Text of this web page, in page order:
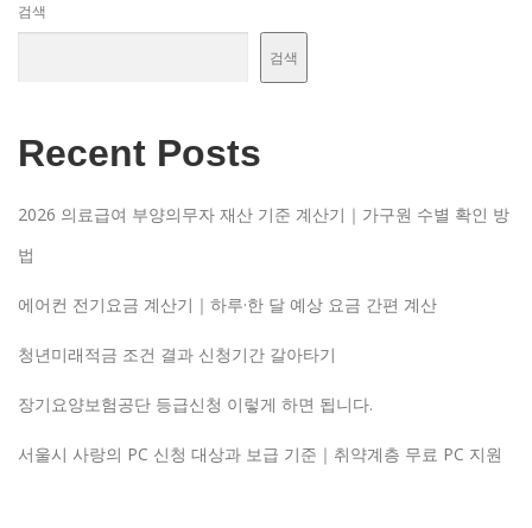
검색
검색
Recent Posts
2026 의료급여 부양의무자 재산 기준 계산기｜가구원 수별 확인 방
법
에어컨 전기요금 계산기｜하루·한 달 예상 요금 간편 계산
청년미래적금 조건 결과 신청기간 갈아타기
장기요양보험공단 등급신청 이렇게 하면 됩니다.
서울시 사랑의 PC 신청 대상과 보급 기준｜취약계층 무료 PC 지원